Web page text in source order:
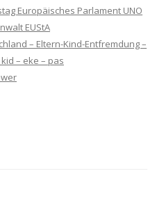
Europäisches Parlament UNO
EUStA
– Eltern-Kind-Entfremdung –
– eke – pas